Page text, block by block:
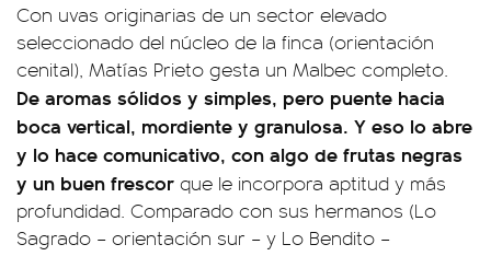
Con uvas originarias de un sector elevado
seleccionado del núcleo de la finca (orientación
cenital), Matías Prieto gesta un Malbec completo.
De aromas sólidos y simples, pero puente hacia
boca vertical, mordiente y granulosa. Y eso lo abre
y lo hace comunicativo, con algo de frutas negras
y un buen frescor que le incorpora aptitud y más
profundidad. Comparado con sus hermanos (Lo
Sagrado – orientación sur – y Lo Bendito –